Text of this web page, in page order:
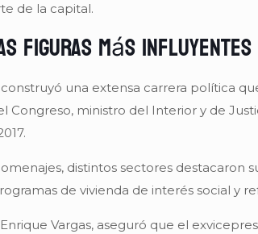
de la capital.
figuras más
construyó una extensa carrera política
Congreso, ministro del Interior y de
distintos sectores destacaron
de vivienda de interés social y
Vargas, aseguró que el